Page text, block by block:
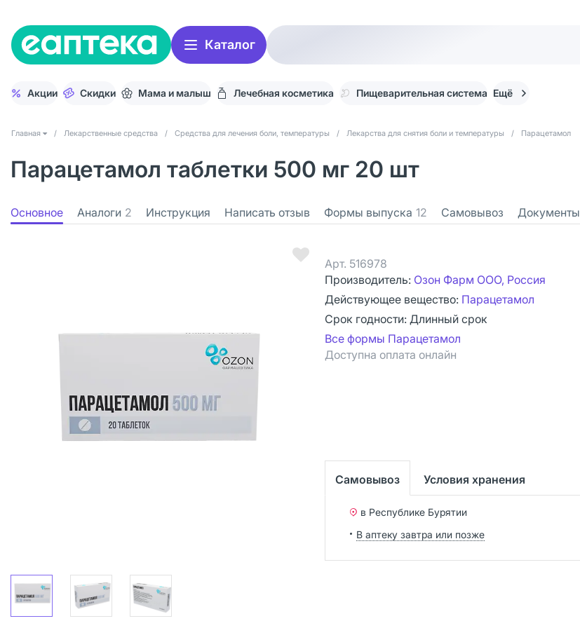
Каталог
Акции Скидки Мама и малыш Лечебная косметика Пищеварительная система Ещё
Главная / Лекарственные средства / Средства для лечения боли, температуры / Лекарства для снятия боли и температуры / Парацетамол
Парацетамол таблетки 500 мг 20 шт
Основное Аналоги 2 Инструкция Написать отзыв Формы выпуска 12 Самовывоз Документы
Арт. 516978
Производитель: Озон Фарм ООО, Россия
Действующее вещество: Парацетамол
Срок годности: Длинный срок
Все формы Парацетамол
Доступна оплата онлайн
Самовывоз Условия хранения
в Республике Бурятии
В аптеку завтра или позже